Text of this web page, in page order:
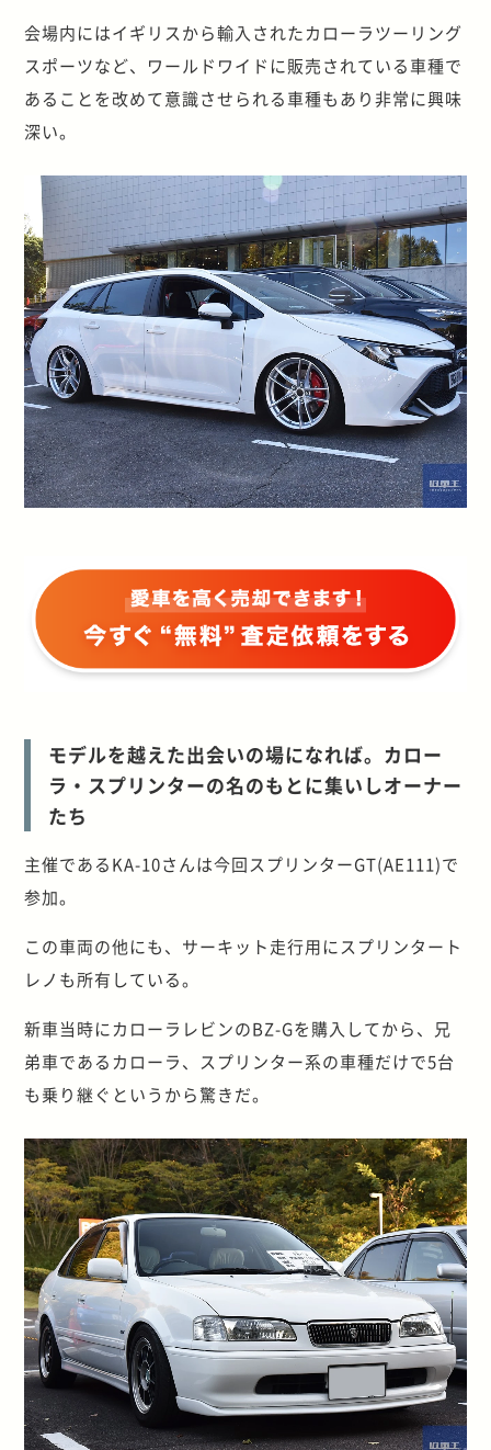
会場内にはイギリスから輸入されたカローラツーリング
スポーツなど、ワールドワイドに販売されている車種で
あることを改めて意識させられる車種もあり非常に興味
深い。
モデルを越えた出会いの場になれば。カロー
ラ・スプリンターの名のもとに集いしオーナー
たち
主催であるKA-10さんは今回スプリンターGT(AE111)で
参加。
この車両の他にも、サーキット走行用にスプリンタート
レノも所有している。
新車当時にカローラレビンのBZ-Gを購入してから、兄
弟車であるカローラ、スプリンター系の車種だけで5台
も乗り継ぐというから驚きだ。